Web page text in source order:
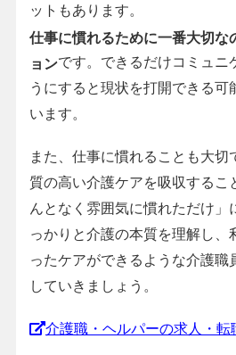
ットもあります。
仕事に慣れるために一番大切な
ョンです。できるだけコミュニ
うにすると現状を打開できる可
います。
また、仕事に慣れることも大切
質の高い介護ケアを吸収するこ
んとなく雰囲気に慣れただけ」
っかりと介護の本質を理解し、
ったケアができるような介護職
していきましょう。
介護職・ヘルパーの求人・転